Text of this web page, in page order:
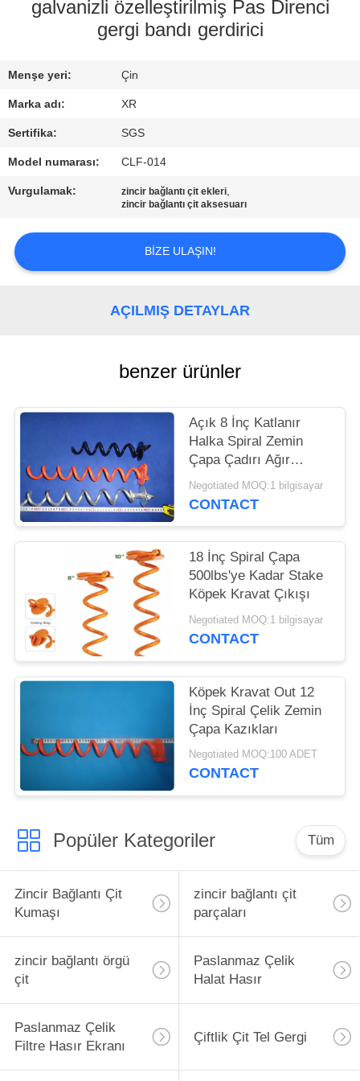
KONTROL
ULAŞIN
BIR
TEKLIF
ISTEĞI
SITE
HARITASI
galvanizli özelleştirilmiş Pas Direnci
gergi bandı gerdirici
Menşe yeri: Çin
Marka adı: XR
Sertifika: SGS
Model numarası: CLF-014
Vurgulamak: zincir bağlantı çit ekleri,
zincir bağlantı çit aksesuarı
BIZE ULAŞIN!
AÇILMIŞ DETAYLAR
benzer ürünler
Açık 8 İnç Katlanır
Halka Spiral Zemin
Çapa Çadırı Ağır
Hizmet Bahisleri
Negotiated MOQ:1 bilgisayar
CONTACT
18 İnç Spiral Çapa
500lbs'ye Kadar Stake
Köpek Kravat Çıkışı
Negotiated MOQ:1 bilgisayar
CONTACT
Köpek Kravat Out 12
İnç Spiral Çelik Zemin
Çapa Kazıkları
Negotiated MOQ:100 ADET
CONTACT
Popüler Kategoriler Tüm
Zincir Bağlantı Çit
Kumaşı
zincir bağlantı çit
parçaları
zincir bağlantı örgü
çit
Paslanmaz Çelik
Halat Hasır
Paslanmaz Çelik
Filtre Hasır Ekranı
Çiftlik Çit Tel Gergi